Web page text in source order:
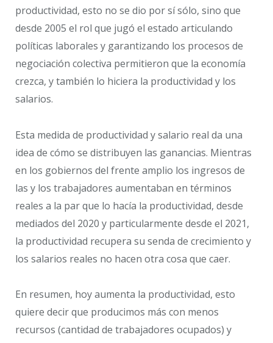
productividad, esto no se dio por sí sólo, sino que
desde 2005 el rol que jugó el estado articulando
políticas laborales y garantizando los procesos de
negociación colectiva permitieron que la economía
crezca, y también lo hiciera la productividad y los
salarios.
Esta medida de productividad y salario real da una
idea de cómo se distribuyen las ganancias. Mientras
en los gobiernos del frente amplio los ingresos de
las y los trabajadores aumentaban en términos
reales a la par que lo hacía la productividad, desde
mediados del 2020 y particularmente desde el 2021,
la productividad recupera su senda de crecimiento y
los salarios reales no hacen otra cosa que caer.
En resumen, hoy aumenta la productividad, esto
quiere decir que producimos más con menos
recursos (cantidad de trabajadores ocupados) y